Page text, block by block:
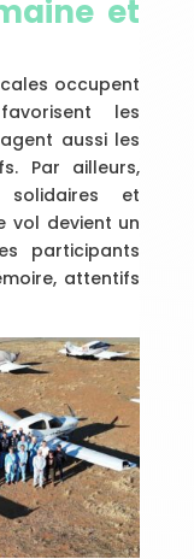
et
occupent
les
aussi les
Par ailleurs,
solidaires et
vol devient un
participants
attentifs